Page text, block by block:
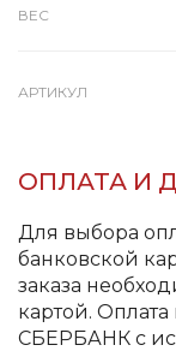
ВЕС
АРТИКУЛ
ОПЛАТА И
Для выбора
банковской
заказа
картой.
СБЕРБАНК с